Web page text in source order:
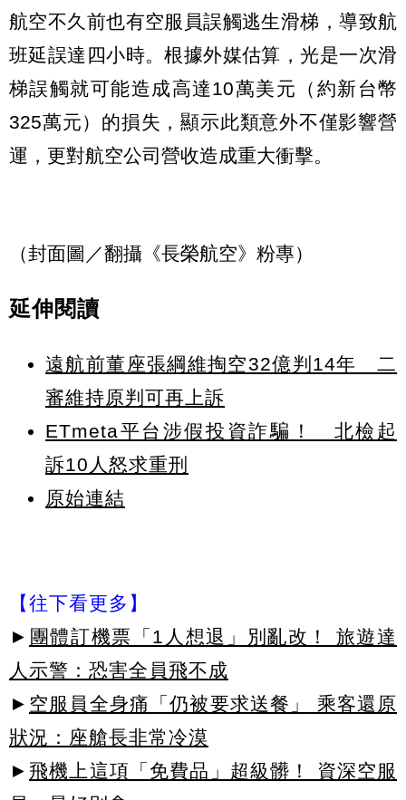
航空不久前也有空服員誤觸逃生滑梯，導致航
班延誤達四小時。根據外媒估算，光是一次滑
梯誤觸就可能造成高達10萬美元（約新台幣
325萬元）的損失，顯示此類意外不僅影響營
運，更對航空公司營收造成重大衝擊。
（封面圖／翻攝《長榮航空》粉專）
延伸閱讀
遠航前董座張綱維掏空32億判14年 二
審維持原判可再上訴
ETmeta平台涉假投資詐騙！ 北檢起
訴10人怒求重刑
原始連結
【往下看更多】
► 團體訂機票「1人想退」別亂改！ 旅遊達
人示警：恐害全員飛不成
► 空服員全身痛「仍被要求送餐」 乘客還原
狀況：座艙長非常冷漠
► 飛機上這項「免費品」超級髒！ 資深空服